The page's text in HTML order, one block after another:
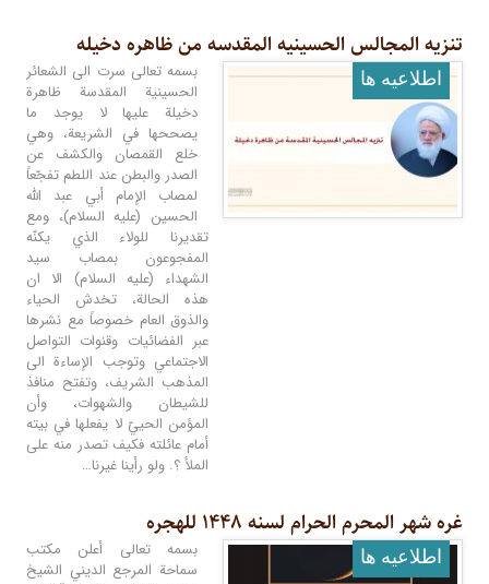
تنزیه المجالس الحسینیه المقدسه من ظاهره دخیله
اطلاعيه ها
بسمه تعالى سرت الى الشعائر
الحسينية المقدسة ظاهرة
دخيلة عليها لا يوجد ما
يصححها في الشريعة، وهي
خلع القمصان والكشف عن
الصدر والبطن عند اللطم تفجّعاً
لمصاب الإمام أبي عبد الله
الحسين (عليه السلام)، ومع
تقديرنا للولاء الذي يكنّه
المفجوعون بمصاب سيد
الشهداء (عليه السلام) الا ان
هذه الحالة، تخدش الحياء
والذوق العام خصوصاً مع نشرها
عبر الفضائيات وقنوات التواصل
الاجتماعي وتوجب الإساءة الى
المذهب الشريف، وتفتح منافذ
للشيطان والشهوات، وأن
المؤمن الحييّ لا يفعلها في بيته
أمام عائلته فكيف تصدر منه على
الملأ ؟. ولو رأينا غيرنا…
غره شهر المحرم الحرام لسنه ١۴۴٨ للهجره
اطلاعيه ها
بسمه تعالى أعلن مكتب
سماحة المرجع الديني الشيخ